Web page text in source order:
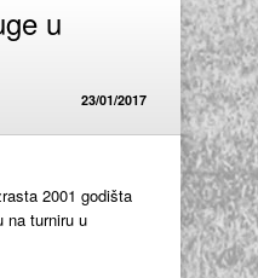
u
23/01/2017
2001 godišta
na turniru u